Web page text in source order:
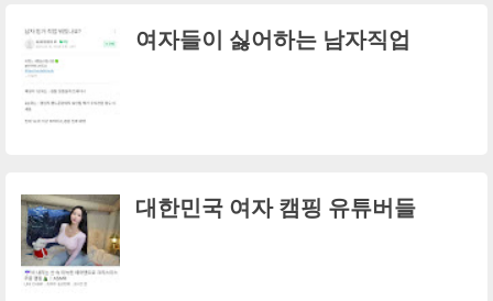
여자들이 싫어하는 남자직업
대한민국 여자 캠핑 유튜버들